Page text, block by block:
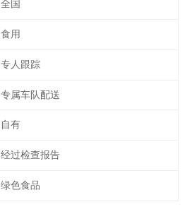
全国
食用
专人跟踪
专属车队配送
自有
经过检查报告
绿色食品